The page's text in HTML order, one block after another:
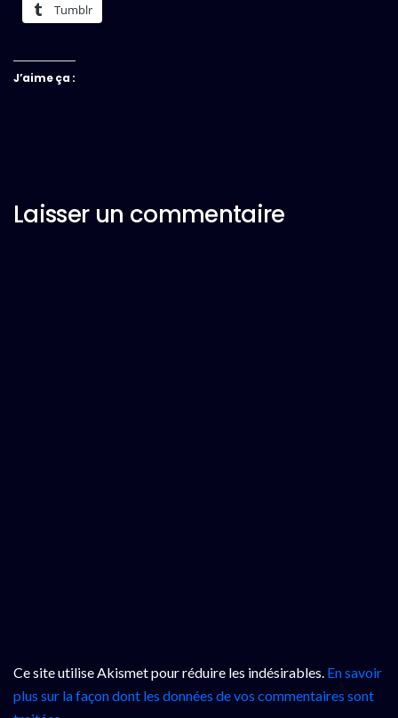
Tumblr
J’aime ça :
Laisser un commentaire
Ce site utilise Akismet pour réduire les indésirables. En savoir
plus sur la façon dont les données de vos commentaires sont